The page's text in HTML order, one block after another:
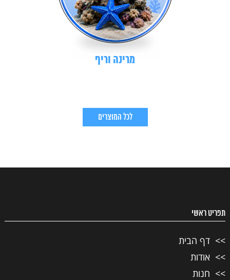
מרינה וריף
לכל המוצרים
תפריט ראשי
דף הבית
אודות
חנות